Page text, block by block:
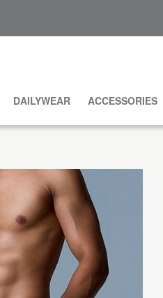
DAILYWEAR ACCESSORIES